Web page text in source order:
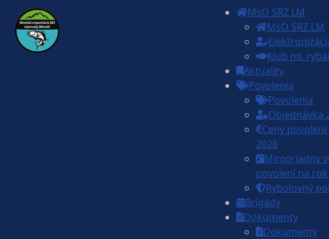
MsO SRZ LM
MsO SRZ LM
Klub ml.
Aktuality
Povolenia
Povolenia
Objednávka
Ceny
2026
Mimoriadny
povolení na
Rybolovný
Brigády
Dokumenty
Dokumenty